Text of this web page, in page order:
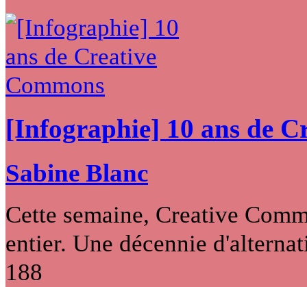
[Infographie] 10 ans de
Sabine Blanc
Cette semaine, Creative
entier. Une décennie
188